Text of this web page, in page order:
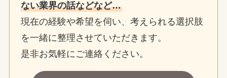
ない業界の話などなど…
現在の経験や希望を伺い、考えられる選択肢
を一緒に整理させていただきます。
是非お気軽にご連絡ください。